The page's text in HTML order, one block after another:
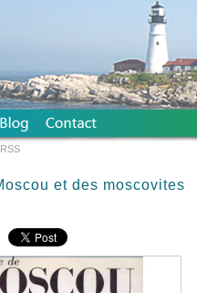
et des moscovites